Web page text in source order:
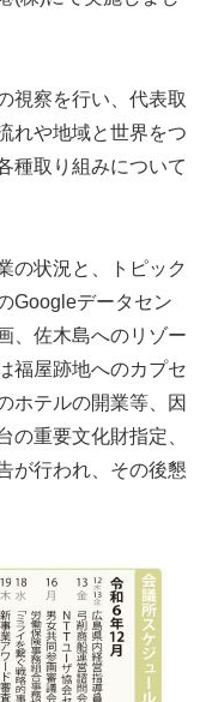
視察を行い、代表取
れや地域と世界をつ
種取り組みについて
の状況と、トピック
Googleデータセン
、佐木島へのリゾー
福屋跡地へのカプセ
ホテルの開業等、因
の重要文化財指定、
が行われ、その後懇